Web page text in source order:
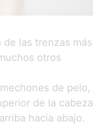
las trenzas más
otros
de pelo,
de la cabeza
hacia abajo.